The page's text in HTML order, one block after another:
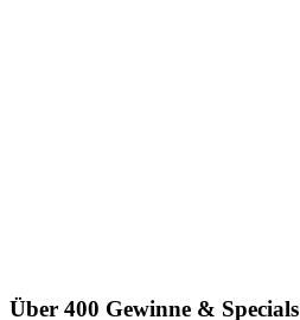
Über 400 Gewinne & Specials